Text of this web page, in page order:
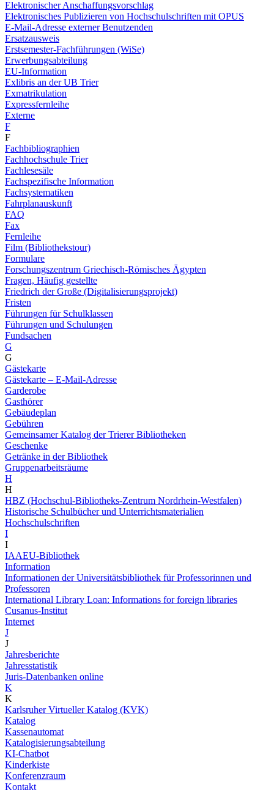
Elektronischer Anschaffungsvorschlag
Elektronisches Publizieren von Hochschulschriften mit OPUS
E-Mail-Adresse externer Benutzenden
Ersatzausweis
Erstsemester-Fachführungen (WiSe)
Erwerbungsabteilung
EU-Information
Exlibris an der UB Trier
Exmatrikulation
Expressfernleihe
Externe
F
F
Fachbibliographien
Fachhochschule Trier
Fachlesesäle
Fachspezifische Information
Fachsystematiken
Fahrplanauskunft
FAQ
Fax
Fernleihe
Film (Bibliothekstour)
Formulare
Forschungszentrum Griechisch-Römisches Ägypten
Fragen, Häufig gestellte
Friedrich der Große (Digitalisierungsprojekt)
Fristen
Führungen für Schulklassen
Führungen und Schulungen
Fundsachen
G
G
Gästekarte
Gästekarte – E-Mail-Adresse
Garderobe
Gasthörer
Gebäudeplan
Gebühren
Gemeinsamer Katalog der Trierer Bibliotheken
Geschenke
Getränke in der Bibliothek
Gruppenarbeitsräume
H
H
HBZ (Hochschul-Bibliotheks-Zentrum Nordrhein-Westfalen)
Historische Schulbücher und Unterrichtsmaterialien
Hochschulschriften
I
I
IAAEU-Bibliothek
Information
Informationen der Universitätsbibliothek für Professorinnen und
Professoren
International Library Loan: Informations for foreign libraries
Cusanus-Institut
Internet
J
J
Jahresberichte
Jahresstatistik
Juris-Datenbanken online
K
K
Karlsruher Virtueller Katalog (KVK)
Katalog
Kassenautomat
Katalogisierungsabteilung
KI-Chatbot
Kinderkiste
Konferenzraum
Kontakt